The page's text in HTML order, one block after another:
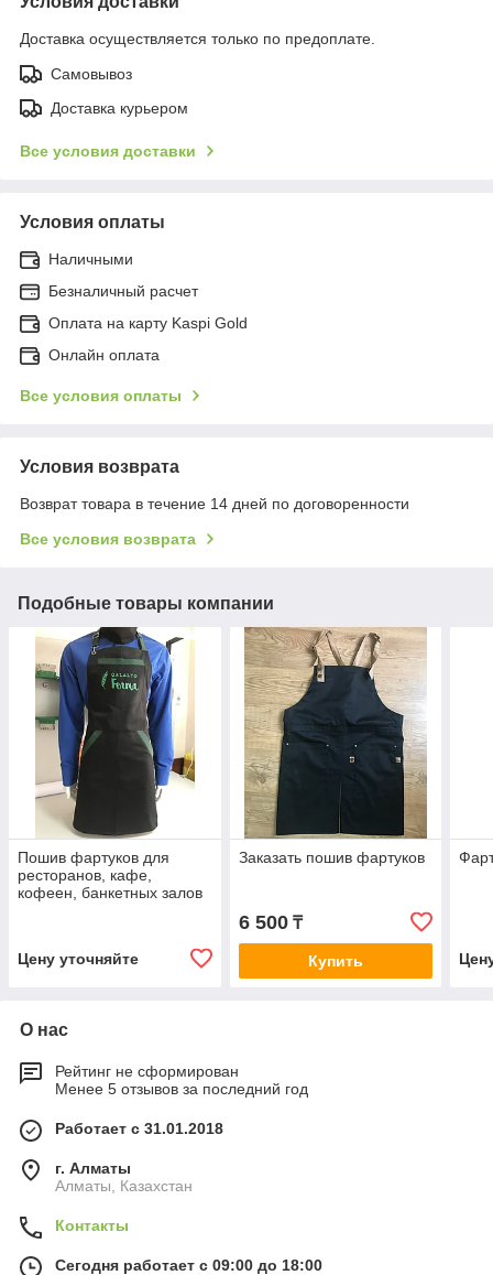
Доставка осуществляется только по предоплате.
Самовывоз
Доставка курьером
Все условия доставки
Условия оплаты
Наличными
Безналичный расчет
Оплата на карту Kaspi Gold
Онлайн оплата
Все условия оплаты
Условия возврата
Возврат товара в течение 14 дней по договоренности
Все условия возврата
Подобные товары компании
Пошив фартуков для
ресторанов, кафе,
кофеен, банкетных залов
Цену уточняйте
Заказать пошив фартуков
6 500₸
Купить
О нас
Рейтинг не сформирован
Менее 5 отзывов за последний год
Работает с 31.01.2018
г. Алматы
Алматы, Казахстан
Контакты
Сегодня работает с 09:00 до 18:00